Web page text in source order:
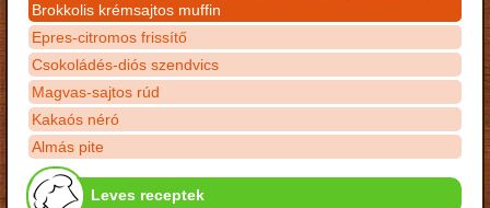
Brokkolis krémsajtos muffin
Epres-citromos frissítő
Csokoládés-diós szendvics
Magvas-sajtos rúd
Kakaós néró
Almás pite
Leves receptek